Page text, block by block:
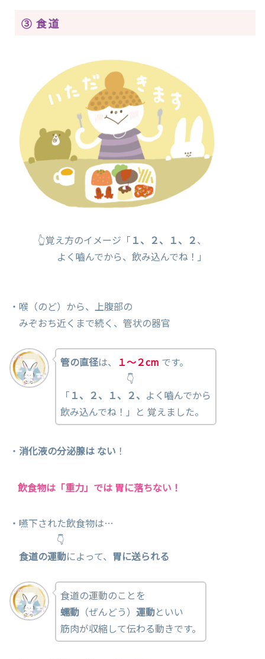
③ 食道
👆覚え方のイメージ「 １、２、１、２、
よく嚙んでから、飲み込んでね！」
・喉（のど）から、上腹部の
みぞおち近くまで続く、管状の器官
管の直径は、 １～２cm です。
👇
「 １、２、１、２、 よく嚙んでから
飲み込んでね！」と 覚えました。
・ 消化液の分泌腺は ない ！
飲食物は「重力」では 胃に落ちない！
・嚥下された飲食物は…
👇
食道の運動によって、 胃に送られる
食道の運動のことを
蠕動（ぜんどう） 運動といい
筋肉が収縮して伝わる動きです。